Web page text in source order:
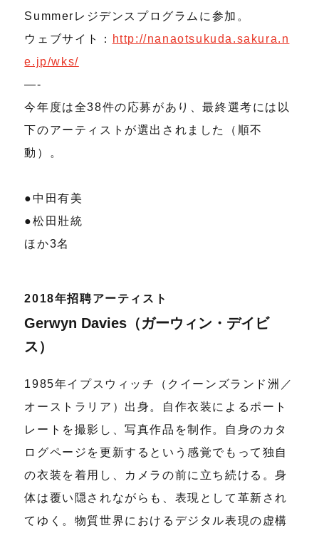
Summerレジデンスプログラムに参加。
ウェブサイト：
http://nanaotsukuda.sakura.n
e.jp/wks/
—-
今年度は全38件の応募があり、最終選考には以
下のアーティストが選出されました（順不
動）。
●中田有美
●松田壯統
ほか3名
2018年招聘アーティスト
Gerwyn Davies（ガーウィン・デイビ
ス）
1985年イプスウィッチ（クイーンズランド洲／
オーストラリア）出身。自作衣装によるポート
レートを撮影し、写真作品を制作。自身のカタ
ログページを更新するという感覚でもって独自
の衣装を着用し、カメラの前に立ち続ける。身
体は覆い隠されながらも、表現として革新され
てゆく。物質世界におけるデジタル表現の虚構